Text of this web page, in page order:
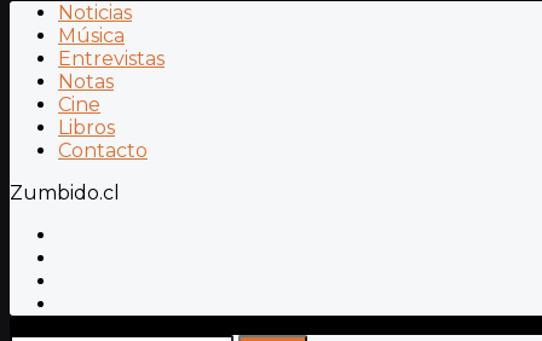
Noticias
Música
Entrevistas
Notas
Cine
Libros
Contacto
Zumbido.cl